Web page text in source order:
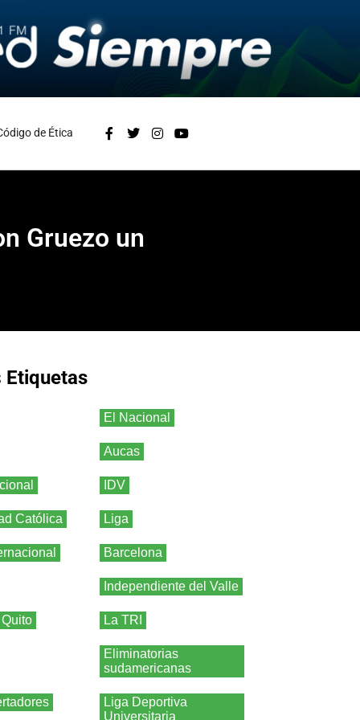
de Ética
Gruezo un
Etiquetas
El Nacional
Aucas
IDV
Católica Liga
Barcelona
Independiente del Valle
La TRI
Eliminatorias
sudamericanas
Liga Deportiva
Universitaria